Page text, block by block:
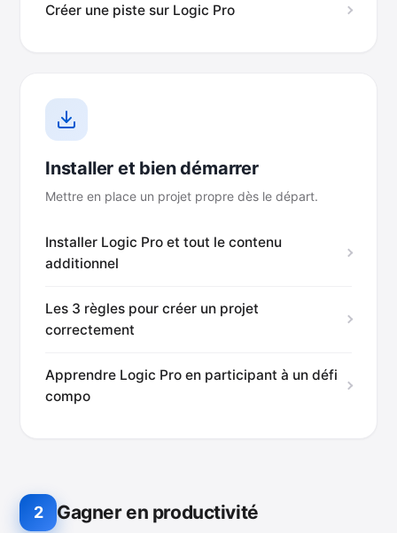
Créer une piste sur Logic Pro
Installer et bien démarrer
Mettre en place un projet propre dès le départ.
Installer Logic Pro et tout le contenu
additionnel
Les 3 règles pour créer un projet
correctement
Apprendre Logic Pro en participant à un défi
compo
2 Gagner en productivité